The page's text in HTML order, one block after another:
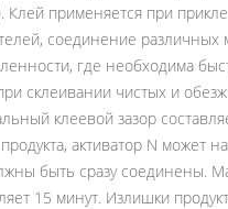
применяется при
соединение
где необходима
склеивании чистых и
клеевой зазор
активатор N может
быть сразу соединены.
15 минут. Излишки